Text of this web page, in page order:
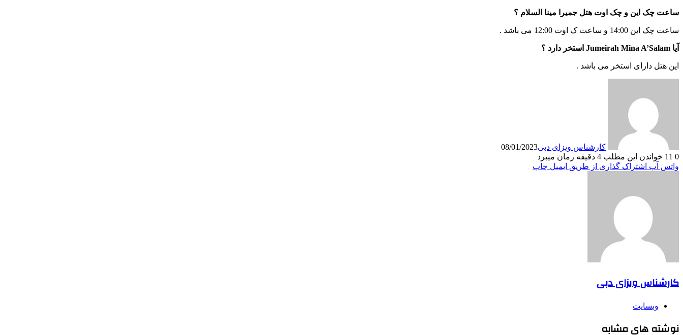
ساعت چک این و چک اوت هتل جمیرا مینا السلام ؟
ساعت چک این 14:00 و ساعت ک اوت 12:00 می باشد .
آیا Jumeirah Mina A’Salam استخر دارد ؟
این هتل دارای استخر می باشد .
کارشناس ویزای دبی08/01/2023
0
خواندن این مطلب 4 دقیقه زمان میبرد
واتس آپ اشتراک گذاری از طریق ایمیل چاپ
کارشناس ویزای دبی
وبسایت
نوشته های مشابه